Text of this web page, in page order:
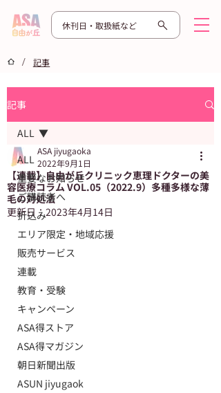
休刊日・取扱紙など
/ 記事
記事
ALL
重要なお知らせ
ご購読者へ
折込み
エリア限定・地域応援
販売サービス
連載
教育・受験
キャンペーン
ASA得ストア
ASA得マガジン
朝日新聞出版
ASUN jiyugaok
ALL
【連載】自由が丘クリニック恵理ドクターの美
容医療コラム VOL.05（2022.9）多種多様な薄
毛の対処法
ASA jiyugaoka
2022年9月1日
更新日：2023年4月14日